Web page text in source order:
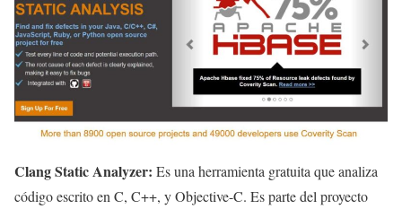
Clang Static Analyzer: Es una herramienta gratuita que analiza
código escrito en C, C++, y Objective-C. Es parte del proyecto